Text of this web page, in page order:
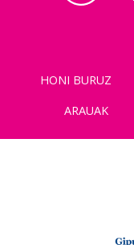
HONI BURUZ
ARAUAK